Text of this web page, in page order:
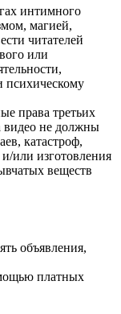
интимного
магией,
читателей
или
психическому
права третьих
видео не должны
катастроф,
или изготовления
веществ
объявления,
платных